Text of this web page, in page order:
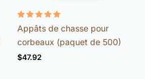
Note
4.96
sur 5
Appâts de chasse pour
corbeaux (paquet de 500)
$47.92